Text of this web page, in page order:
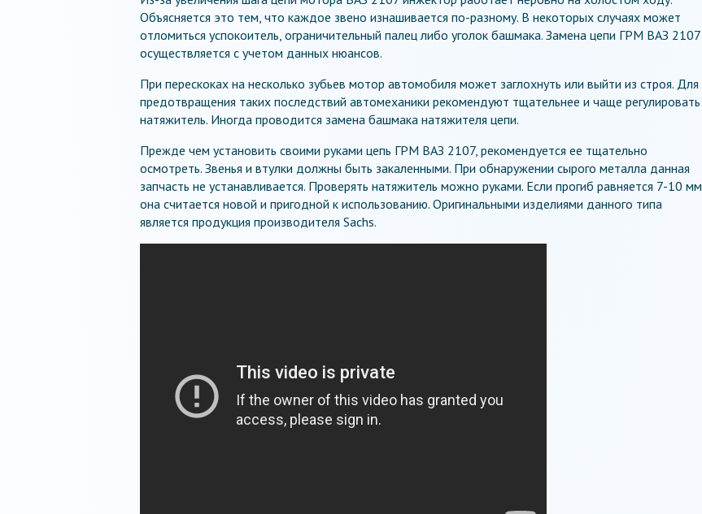
Объясняется это тем, что каждое звено изнашивается по-разному. В некоторых случаях может
отломиться успокоитель, ограничительный палец либо уголок башмака. Замена цепи ГРМ ВАЗ 2107
осуществляется с учетом данных нюансов.
При перескоках на несколько зубьев мотор автомобиля может заглохнуть или выйти из строя. Для
предотвращения таких последствий автомеханики рекомендуют тщательнее и чаще регулировать
натяжитель. Иногда проводится замена башмака натяжителя цепи.
Прежде чем установить своими руками цепь ГРМ ВАЗ 2107, рекомендуется ее тщательно
осмотреть. Звенья и втулки должны быть закаленными. При обнаружении сырого металла данная
запчасть не устанавливается. Проверять натяжитель можно руками. Если прогиб равняется 7-10 мм,
она считается новой и пригодной к использованию. Оригинальными изделиями данного типа
является продукция производителя Sachs.